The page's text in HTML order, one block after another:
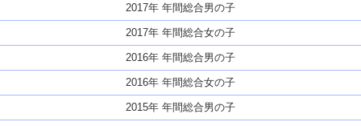
2017年 年間総合男の子
2017年 年間総合女の子
2016年 年間総合男の子
2016年 年間総合女の子
2015年 年間総合男の子